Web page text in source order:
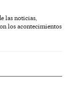
las noticias,
los acontecimientos